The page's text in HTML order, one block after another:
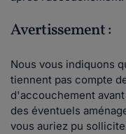
Avertissement :
Nous vous indiquons
tiennent pas compte
d'accouchement
des éventuels
vous auriez pu